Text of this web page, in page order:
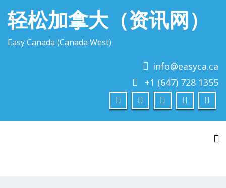
轻松加拿大（资讯网）
Easy Canada (Canada West)
info@easyca.ca
+1 (647) 728 1355